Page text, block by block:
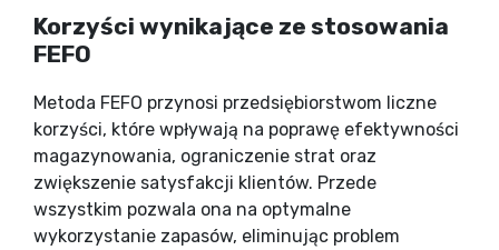
Korzyści wynikające ze stosowania
FEFO
Metoda FEFO przynosi przedsiębiorstwom liczne
korzyści, które wpływają na poprawę efektywności
magazynowania, ograniczenie strat oraz
zwiększenie satysfakcji klientów. Przede
wszystkim pozwala ona na optymalne
wykorzystanie zapasów, eliminując problem